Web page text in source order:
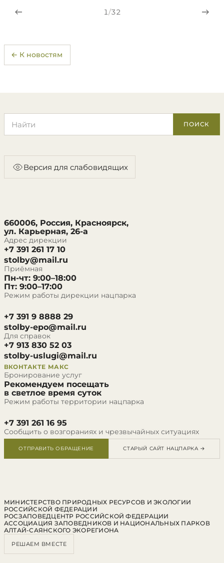
1/32
← К новостям
ПОИСК
Версия для слабовидящих
660006, Россия, Красноярск,
ул. Карьерная, 26-а
Адрес дирекции
+7 391 261 17 10
stolby@mail.ru
Приёмная
Пн-чт: 9:00–18:00
Пт: 9:00–17:00
Режим работы дирекции нацпарка
+7 391 9 8888 29
stolby-epo@mail.ru
Для справок
+7 913 830 52 03
stolby-uslugi@mail.ru
ВКОНТАКТЕ МАКС
Бронирование услуг
Рекомендуем посещать
в светлое время суток
Режим работы территории нацпарка
+7 391 261 16 95
Сообщить о возгораниях и чрезвычайных ситуациях
ОТПРАВИТЬ ОБРАЩЕНИЕ СТАРЫЙ САЙТ НАЦПАРКА →
МИНИСТЕРСТВО ПРИРОДНЫХ РЕСУРСОВ И ЭКОЛОГИИ
РОССИЙСКОЙ ФЕДЕРАЦИИ
РОСЗАПОВЕДЦЕНТР РОССИЙСКОЙ ФЕДЕРАЦИИ
АССОЦИАЦИЯ ЗАПОВЕДНИКОВ И НАЦИОНАЛЬНЫХ ПАРКОВ
АЛТАЙ-САЯНСКОГО ЭКОРЕГИОНА
РЕШАЕМ ВМЕСТЕ